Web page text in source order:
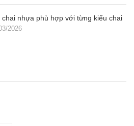
chai nhựa phù hợp với từng kiểu chai
2026